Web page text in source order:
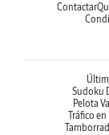
Contactar
Sudoku
Pelota
Tráfico